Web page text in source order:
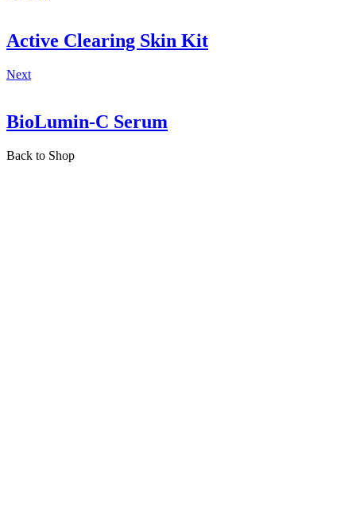
Active Clearing Skin Kit
Next
BioLumin-C Serum
Back to Shop